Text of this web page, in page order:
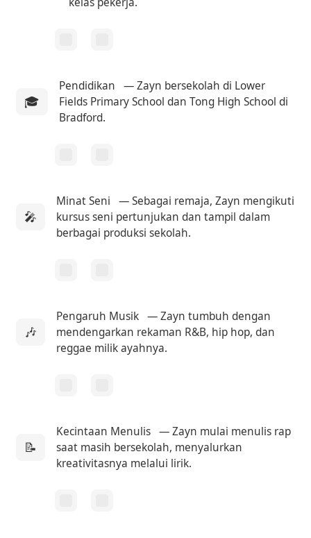
🎓
Pendidikan
— Zayn bersekolah di Lower
Fields Primary School dan Tong High School di
Bradford.
🎤
Minat Seni
— Sebagai remaja, Zayn mengikuti
kursus seni pertunjukan dan tampil dalam
berbagai produksi sekolah.
🎶
Pengaruh Musik — Zayn tumbuh dengan
mendengarkan rekaman R&B, hip hop, dan
reggae milik ayahnya.
📝
Kecintaan Menulis — Zayn mulai menulis rap
saat masih bersekolah, menyalurkan
kreativitasnya melalui lirik.